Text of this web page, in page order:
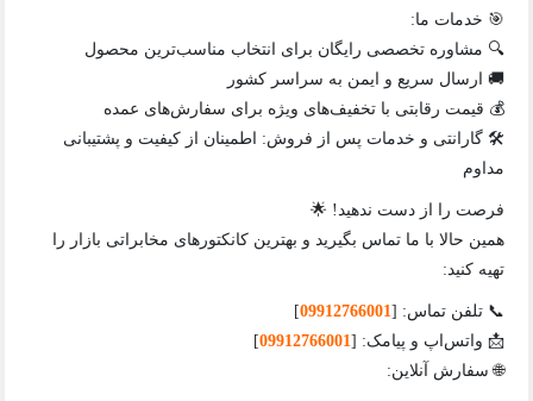
🎯 خدمات ما:
🔍 مشاوره تخصصی رایگان برای انتخاب مناسب‌ترین محصول
🚚 ارسال سریع و ایمن به سراسر کشور
💰 قیمت رقابتی با تخفیف‌های ویژه برای سفارش‌های عمده
🛠 گارانتی و خدمات پس از فروش: اطمینان از کیفیت و پشتیبانی
مداوم
فرصت را از دست ندهید! 🌟
همین حالا با ما تماس بگیرید و بهترین کانکتورهای مخابراتی بازار را
تهیه کنید:
📞 تلفن تماس: [ 09912766001
]
📩 واتس‌اپ و پیامک: [ 09912766001
]
🌐 سفارش آنلاین: